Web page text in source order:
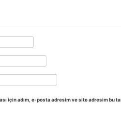
için adım, e-posta adresim ve site adresim bu